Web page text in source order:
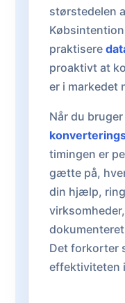
størstedelen
praktisere
proaktivt at
er i markedet
Når du
timingen er
gætte på,
din hjælp,
Det forkorter
effektiviteten